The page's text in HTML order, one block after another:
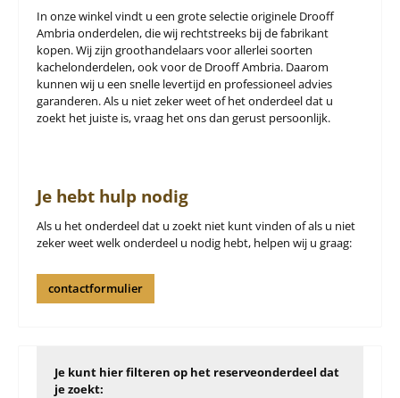
In onze winkel vindt u een grote selectie originele Drooff
Ambria onderdelen, die wij rechtstreeks bij de fabrikant
kopen. Wij zijn groothandelaars voor allerlei soorten
kachelonderdelen, ook voor de Drooff Ambria. Daarom
kunnen wij u een snelle levertijd en professioneel advies
garanderen. Als u niet zeker weet of het onderdeel dat u
zoekt het juiste is, vraag het ons dan gerust persoonlijk.
Je hebt hulp nodig
Als u het onderdeel dat u zoekt niet kunt vinden of als u niet
zeker weet welk onderdeel u nodig hebt, helpen wij u graag:
contactformulier
Je kunt hier filteren op het reserveonderdeel dat
je zoekt: